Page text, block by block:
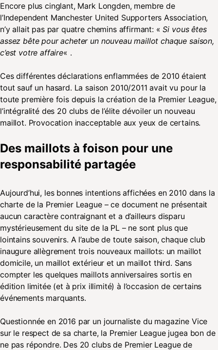
Encore plus cinglant, Mark Longden, membre de
l’Independent Manchester United Supporters Association,
n’y allait pas par quatre chemins affirmant: «Si vous êtes
assez bête pour acheter un nouveau maillot chaque saison,
c’est votre affaire« .
Ces différentes déclarations enflammées de 2010 étaient
tout sauf un hasard. La saison 2010/2011 avait vu pour la
toute première fois depuis la création de la Premier League,
l’intégralité des 20 clubs de l’élite dévoiler un nouveau
maillot. Provocation inacceptable aux yeux de certains.
Des maillots à foison pour une
responsabilité partagée
Aujourd’hui, les bonnes intentions affichées en 2010 dans la
charte de la Premier League – ce document ne présentait
aucun caractère contraignant et a d’ailleurs disparu
mystérieusement du site de la PL – ne sont plus que
lointains souvenirs. A l’aube de toute saison, chaque club
inaugure allègrement trois nouveaux maillots: un maillot
domicile, un maillot extérieur et un maillot third. Sans
compter les quelques maillots anniversaires sortis en
édition limitée (et à prix illimité) à l’occasion de certains
événements marquants.
Questionnée en 2016 par un journaliste du magazine Vice
sur le respect de sa charte, la Premier League jugea bon de
ne pas répondre. Des 20 clubs de Premier League de